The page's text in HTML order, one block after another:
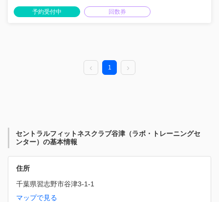
予約受付中 回数券
1
セントラルフィットネスクラブ谷津（ラボ・トレーニングセ
ンター）の基本情報
住所
千葉県習志野市谷津3-1-1
マップで見る